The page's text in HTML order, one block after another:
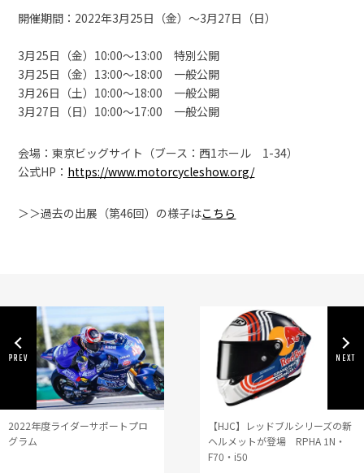
開催期間：2022年3月25日（金）〜3月27日（日）
3月25日（金）10:00〜13:00 特別公開
3月25日（金）13:00〜18:00 一般公開
3月26日（土）10:00〜18:00 一般公開
3月27日（日）10:00〜17:00 一般公開
会場：東京ビッグサイト（ブース：西1ホール 1-34）
公式HP： https://www.motorcycleshow.org/
＞＞過去の出展（第46回）の様子はこちら
2022年度ライダーサポートプロ
グラム
【HJC】レッドブルシリーズの新
ヘルメットが登場 RPHA 1N・
F70・i50